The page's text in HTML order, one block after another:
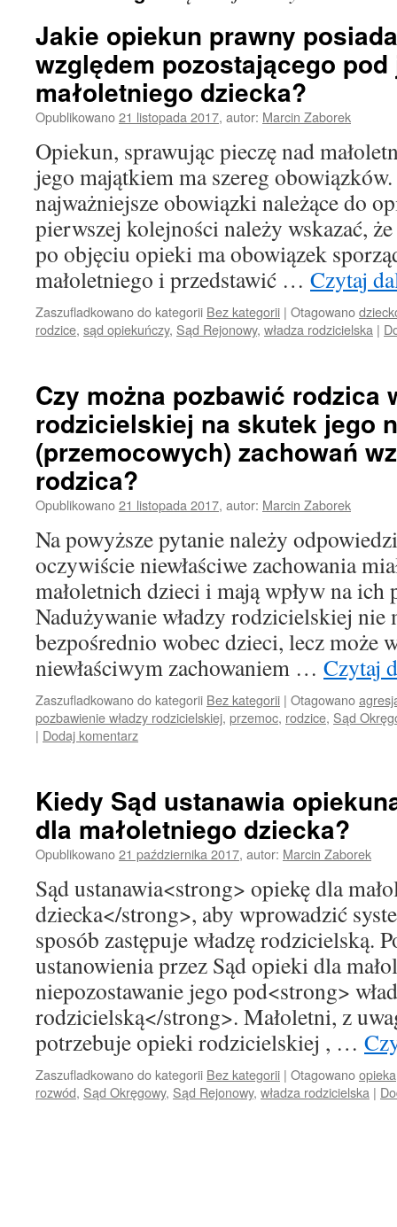
Jakie opiekun prawny
względem pozostającego
małoletniego dziecka?
Opublikowano21 listopada 2017, autor: Marcin Zaborek
Opiekun, sprawując pieczę nad
jego majątkiem ma szereg
najważniejsze obowiązki należące do
pierwszej kolejności należy wskazać,
po objęciu opieki ma obowiązek
małoletniego i przedstawić … Czytaj
Zaszufladkowano do kategorii Bez kategorii | Otagowano
rodzice, sąd opiekuńczy, Sąd Rejonowy, władza rodzicielska |
Czy można pozbawić rodzica
rodzicielskiej na skutek jego
(przemocowych) zachowań
rodzica?
Opublikowano21 listopada 2017, autor: Marcin Zaborek
Na powyższe pytanie należy
oczywiście niewłaściwe zachowania
małoletnich dzieci i mają wpływ na
Nadużywanie władzy rodzicielskiej nie
bezpośrednio wobec dzieci, lecz może
niewłaściwym zachowaniem … Czytaj
Zaszufladkowano do kategorii Bez kategorii | Otagowano
pozbawienie władzy rodzicielskiej, przemoc, rodzice, Sąd
| Dodaj komentarz
Kiedy Sąd ustanawia
dla małoletniego dziecka?
Opublikowano21 października 2017, autor: Marcin Zaborek
Sąd ustanawia<strong> opiekę dla
dziecka</strong>, aby wprowadzić
sposób zastępuje władzę rodzicielską.
ustanowienia przez Sąd opieki dla
niepozostawanie jego pod<strong>
rodzicielską</strong>. Małoletni, z
potrzebuje opieki rodzicielskiej , …
Zaszufladkowano do kategorii Bez kategorii | Otagowanoopieka
rozwód, Sąd Okręgowy, Sąd Rejonowy, władza rodzicielska |